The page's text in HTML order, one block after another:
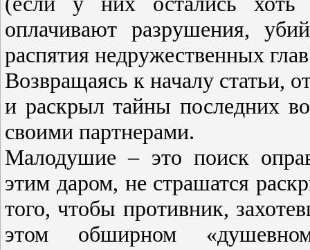
оплачивают разрушения,
распятия недружественных
Возвращаясь к началу статьи,
и раскрыл тайны последних
своими партнерами.
Малодушие – это поиск
этим даром, не страшатся
того, чтобы противник,
этом обширном